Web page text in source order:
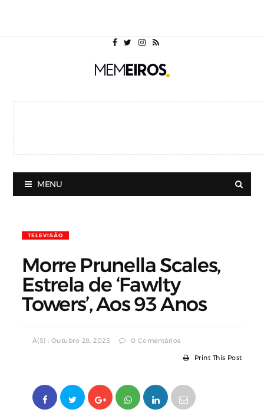
MENU
TELEVISÃO
Morre Prunella Scales,
Estrela de ‘Fawlty
Towers’, Aos 93 Anos
À(s) : Outubro 28, 2025 0 Comentários
Print This Post